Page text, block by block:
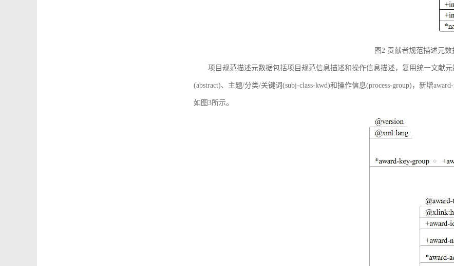
图2 贡献者规范描述元数
项目规范描述元数据包括项目规范信息描述和操作信息描述，复用统一文献
(abstract)、主题/分类/关键词(subj-class-kwd)和操作信息(process-group)，新增
如图3所示。